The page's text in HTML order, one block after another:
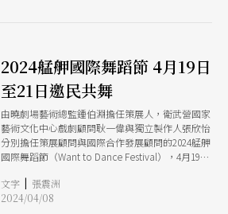
2024艋舺國際舞蹈節 4月19日
至21日邀民共舞
由曉劇場藝術總監鍾伯淵擔任策展人，衛武營國家
藝術文化中心戲劇顧問耿一偉與獨立製作人張欣怡
分別擔任策展顧問與國際合作發展顧問的2024艋舺
國際舞蹈節（Want to Dance Festival），4月19至
潮」為題，連結萬座曉劇場及周邊16個非典型劇場
空間，並邀請國內外41個團隊，共創舞蹈講座、工
文字 | 張震洲
2024/04/08